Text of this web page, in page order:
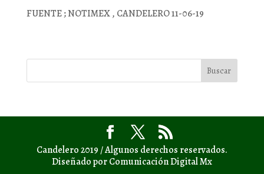
FUENTE ; NOTIMEX , CANDELERO 11-06-19
Candelero 2019 / Algunos derechos reservados.
Diseñado por Comunicación Digital Mx